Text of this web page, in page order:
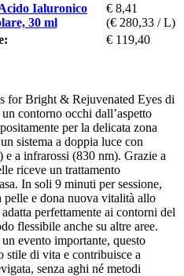
Ialuronico
30 ml
€ 8,41
(€ 280,33 / L)
€ 119,40
for Bright & Rejuvenated Eyes di
contorno occhi dall’aspetto
per la delicata zona
sistema a doppia luce con
e a infrarossi (830 nm). Grazie a
riceve un trattamento
In soli 9 minuti per sessione,
e dona nuova vitalità allo
perfettamente ai contorni del
flessibile anche su altre aree.
evento importante, questo
stile di vita e contribuisce a
senza aghi né metodi